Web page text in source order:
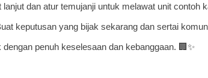
dan atur temujanji untuk melawat unit contoh
keputusan yang bijak sekarang dan sertai
penuh keselesaan dan kebanggaan. 🏢✨